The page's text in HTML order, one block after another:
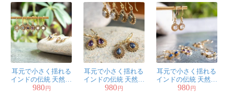
耳元で小さく揺れる
インドの伝統 天然石
の一粒ピアス - 太陽
980円
耳元で小さく揺れる
インドの伝統 天然石
の一粒ピアス - ティア
980円
耳元で小さく揺れる
インドの伝統 天然石
の一粒ピアス - サーク
980円